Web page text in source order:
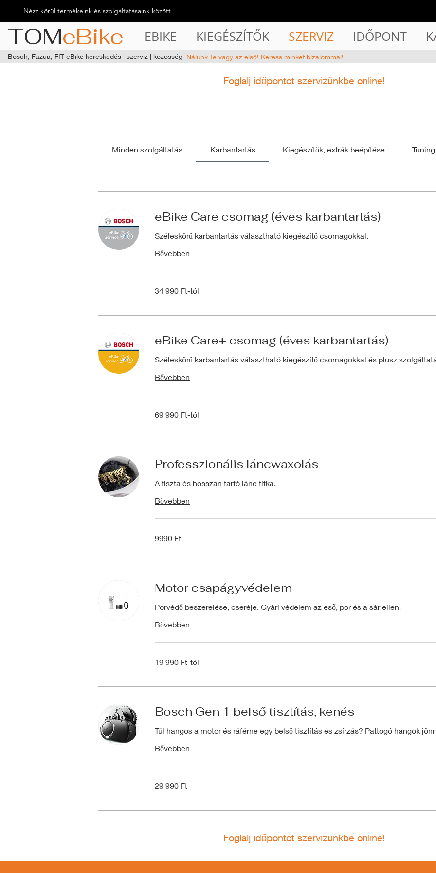
Nézz körül termékeink és szolgáltatásaink között!
EBIKE KIEGÉSZÍTŐK SZERVIZ IDŐPONT
Bosch, Fazua, FIT eBike kereskedés | szerviz | közösség -Nálunk Te vagy az első! Keress minket bizalommal!
TOMeBike
Foglalj időpontot szervizünkbe online!
Minden szolgáltatás Karbantartás Kiegészítők, extrák beépítése Tuning
eBike Care csomag (éves karbantartás)
Széleskörű karbantartás választható kiegészítő csomagokkal.
Bővebben
990
34 990 Ft-tól
eBike Care+ csomag (éves karbantartás)
Széleskörű karbantartás választható kiegészítő csomagokkal és plusz
Bővebben
990
69 990 Ft-tól
Professzionális láncwaxolás
A tiszta és hosszan tartó lánc titka.
Bővebben
magyar
9990 Ft
Motor csapágyvédelem
Porvédő beszerelése, cseréje. Gyári védelem az eső, por és a sár ellen.
Bővebben
990
19 990 Ft-tól
Bosch Gen 1 belső tisztítás, kenés
Túl hangos a motor és ráférne egy belső tisztítás és zsírzás? Pattogó hangok
Bővebben
magyar
29 990 Ft
Foglalj időpontot szervizünkbe online!